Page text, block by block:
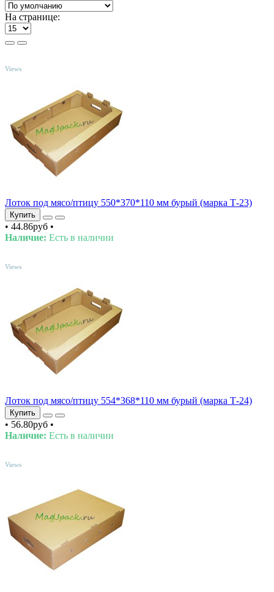
На странице:
Views
Лоток под мясо/птицу 550*370*110 мм бурый (марка Т-23)
Купить
• 44.86руб •
Наличие: Есть в наличии
Views
Лоток под мясо/птицу 554*368*110 мм бурый (марка Т-24)
Купить
• 56.80руб •
Наличие: Есть в наличии
Views